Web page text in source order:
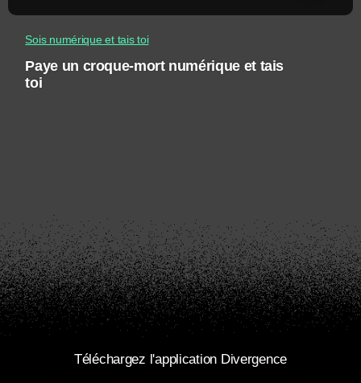
Sois numérique et tais toi
Paye un croque-mort numérique et tais
toi
Téléchargez l'application Divergence